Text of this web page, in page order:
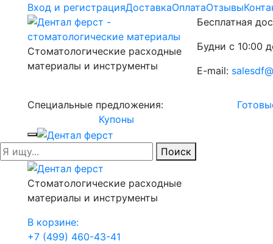
Вход и регистрацияДоставкаОплатаОтзывы
Стоматологические расходные
материалы и инструменты
Бесплатная
Будни с 10:00
E-mail:
Специальные предложения:
Купоны
Поиск
Стоматологические расходные
материалы и инструменты
В корзине:
+7 (499) 460-43-41